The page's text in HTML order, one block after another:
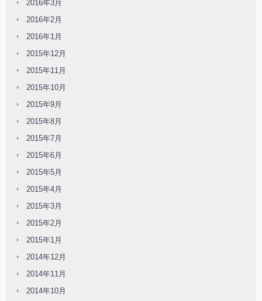
2016年3月
2016年2月
2016年1月
2015年12月
2015年11月
2015年10月
2015年9月
2015年8月
2015年7月
2015年6月
2015年5月
2015年4月
2015年3月
2015年2月
2015年1月
2014年12月
2014年11月
2014年10月